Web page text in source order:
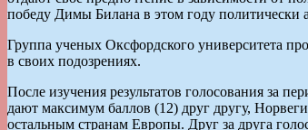
победу Димы Билана в этом году политически
Группа ученых Оксфордского университета
в своих подозрениях.
После изучения результатов голосования за
дают максимум баллов (12) друг другу,
остальным странам Европы. Друг за друга